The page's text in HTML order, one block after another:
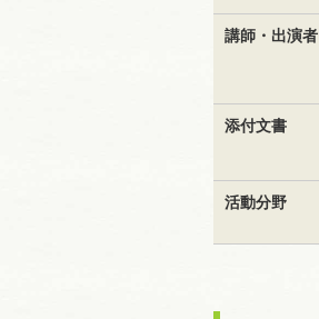
講師・出演者
添付文書
活動分野